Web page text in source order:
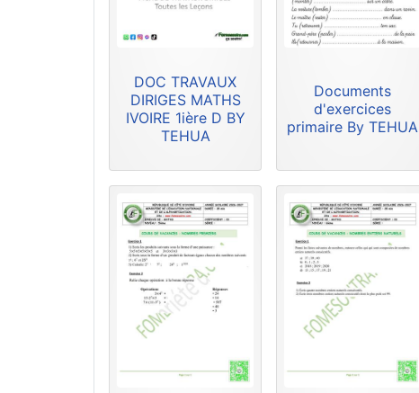
DOC TRAVAUX
DIRIGES MATHS
IVOIRE 1ière D BY
TEHUA
Documents
d'exercices
primaire By TEHUA